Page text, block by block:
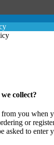
collect?
you when
or
asked to enter